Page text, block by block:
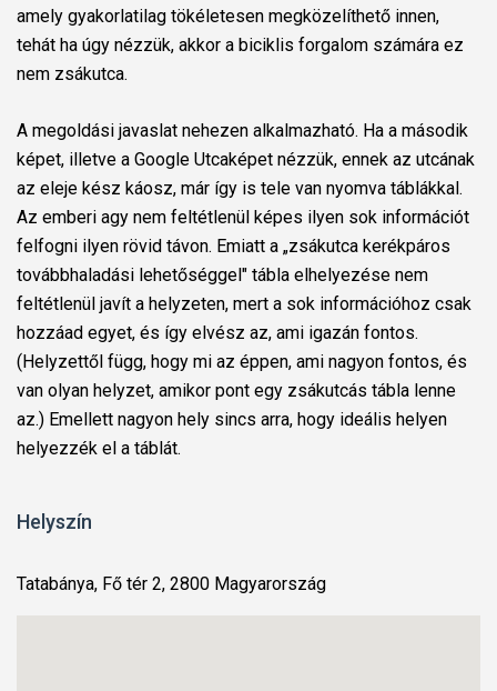
amely gyakorlatilag tökéletesen megközelíthető innen,
tehát ha úgy nézzük, akkor a biciklis forgalom számára ez
nem zsákutca.
A megoldási javaslat nehezen alkalmazható. Ha a második
képet, illetve a Google Utcaképet nézzük, ennek az utcának
az eleje kész káosz, már így is tele van nyomva táblákkal.
Az emberi agy nem feltétlenül képes ilyen sok információt
felfogni ilyen rövid távon. Emiatt a „zsákutca kerékpáros
továbbhaladási lehetőséggel" tábla elhelyezése nem
feltétlenül javít a helyzeten, mert a sok információhoz csak
hozzáad egyet, és így elvész az, ami igazán fontos.
(Helyzettől függ, hogy mi az éppen, ami nagyon fontos, és
van olyan helyzet, amikor pont egy zsákutcás tábla lenne
az.) Emellett nagyon hely sincs arra, hogy ideális helyen
helyezzék el a táblát.
Helyszín
Tatabánya, Fő tér 2, 2800 Magyarország